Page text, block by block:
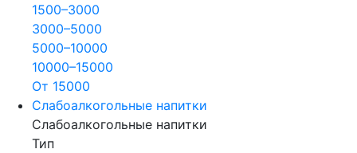
1500–3000
3000–5000
5000–10000
10000–15000
От 15000
Слабоалкогольные напитки
Слабоалкогольные напитки
Тип